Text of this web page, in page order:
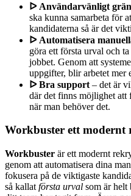
ᐅ Användarvänligt
ska kunna samarbeta för
kandidaterna så är det
ᐅ Automatisera
göra ett första urval och
jobbet. Genom att
uppgifter, blir arbetet mer
ᐅ Bra support – det är
där det finns möjlighet att
när man behöver det.
Workbuster ett modernt
Workbuster är ett modernt
genom att automatisera dina
fokusera på de viktigaste
så kallat första urval som är helt